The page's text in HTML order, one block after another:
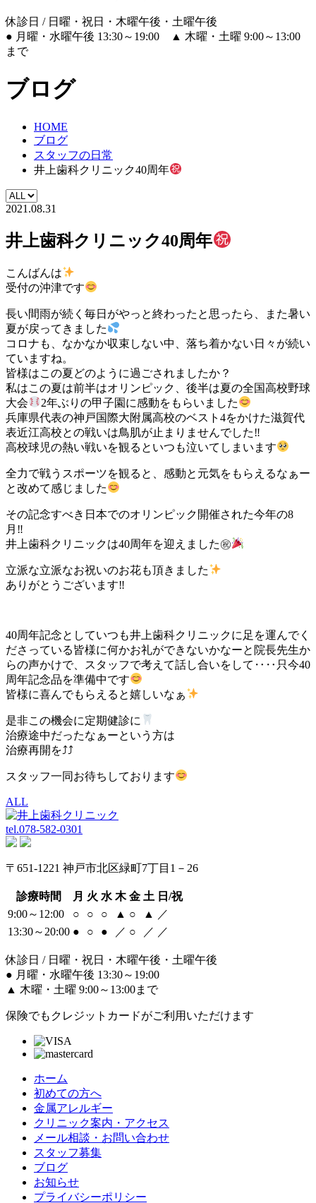
休診日 / 日曜・祝日・木曜午後・土曜午後
● 月曜・水曜午後 13:30～19:00 ▲ 木曜・土曜 9:00～13:00
まで
ブログ
HOME
ブログ
スタッフの日常
井上歯科クリニック40周年
2021.08.31
井上歯科クリニック40周年
こんばんは
受付の沖津です
長い間雨が続く毎日がやっと終わったと思ったら、また暑い
夏が戻ってきました
コロナも、なかなか収束しない中、落ち着かない日々が続い
ていますね。
皆様はこの夏どのように過ごされましたか？
私はこの夏は前半はオリンピック、後半は夏の全国高校野球
大会
2年ぶりの甲子園に感動をもらいました
兵庫県代表の神戸国際大附属高校のベスト4をかけた滋賀代
表近江高校との戦いは鳥肌が止まりませんでした‼
高校球児の熱い戦いを観るといつも泣いてしまいます
全力で戦うスポーツを観ると、感動と元気をもらえるなぁー
と改めて感じました
その記念すべき日本でのオリンピック開催された今年の8
月‼
井上歯科クリニックは40周年を迎えました㊗
立派な立派なお祝いのお花も頂きました
ありがとうございます‼
40周年記念としていつも井上歯科クリニックに足を運んでく
ださっている皆様に何かお礼ができないかなーと院長先生か
らの声かけで、スタッフで考えて話し合いをして‥‥只今40
周年記念品を準備中です
皆様に喜んでもらえると嬉しいなぁ
是非この機会に定期健診に
治療途中だったなぁーという方は
治療再開を⤴⤴
スタッフ一同お待ちしております
ALL
tel.078-582-0301
〒651-1221 神戸市北区緑町7丁目1－26
診療時間 月 火 水 木 金 土 日/祝
9:00～12:00
○ ○ ○ ▲ ○ ▲
／
13:30～20:00 ● ○ ● ／ ○ ／ ／
休診日 / 日曜・祝日・木曜午後・土曜午後
● 月曜・水曜午後 13:30～19:00
▲ 木曜・土曜 9:00～13:00まで
保険でもクレジットカードがご利用いただけます
ホーム
初めての方へ
金属アレルギー
クリニック案内・アクセス
メール相談・お問い合わせ
スタッフ募集
ブログ
お知らせ
プライバシーポリシー